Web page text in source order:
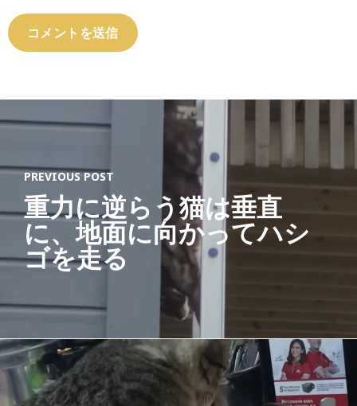
PREVIOUS POST
重力に逆らう猫は垂直
に、地面に向かってハシ
ゴを走る